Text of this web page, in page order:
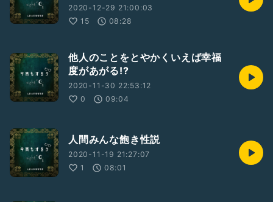
2020-12-29 21:00:03
15
08:28
他人のことをとやかくいえば幸福
度があがる!?
2020-11-30 22:53:12
0
09:04
人間みんな飽き性説
2020-11-19 21:27:07
1
08:01